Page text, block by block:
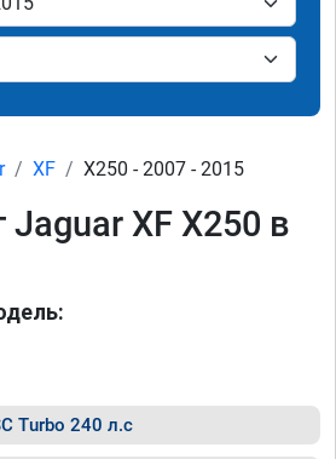
XF X250 - 2007 - 2015
XF X250 в
Turbo 240 л.с